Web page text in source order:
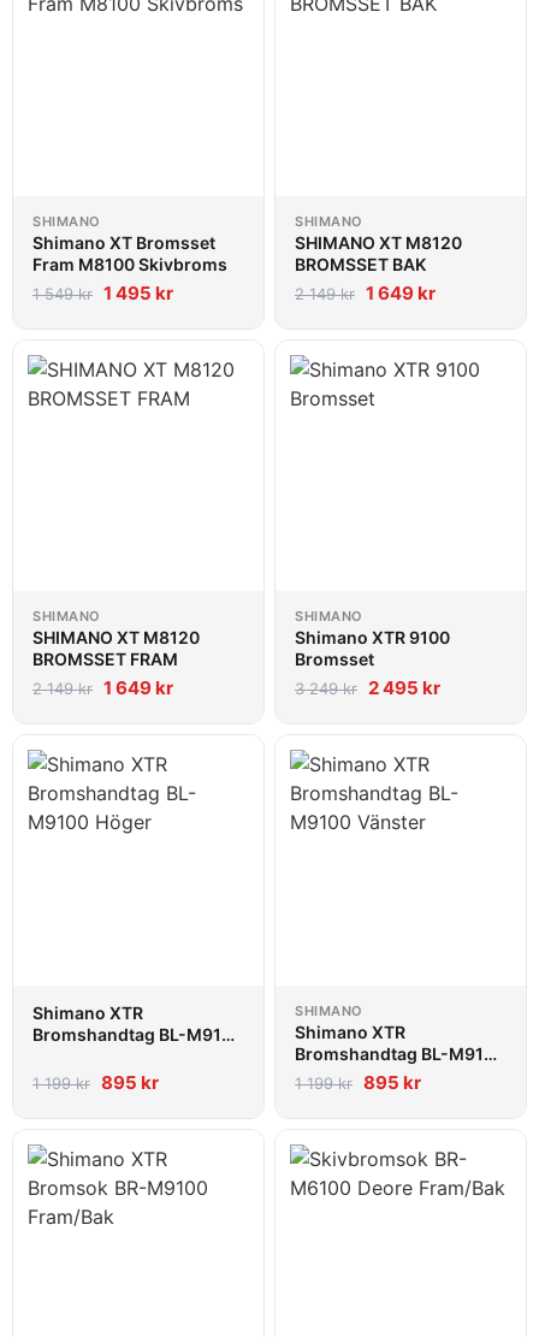
SHIMANO
Shimano XT Bromsset
Fram M8100 Skivbroms
1 549kr 1 495 kr
SHIMANO
SHIMANO XT M8120
BROMSSET BAK
2 149kr 1 649 kr
SHIMANO
SHIMANO XT M8120
BROMSSET FRAM
2 149kr 1 649 kr
SHIMANO
Shimano XTR 9100
Bromsset
3 249kr 2 495 kr
Shimano XTR
Bromshandtag BL-M9100
1 199kr 895 kr
SHIMANO
Shimano XTR
Bromshandtag BL-M9100
Vänster
1 199kr 895 kr